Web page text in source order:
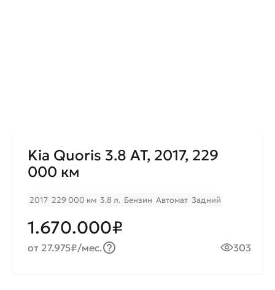
Kia Quoris 3.8 AT, 2017, 229
000 км
2017 229 000 км 3.8 л. Бензин Автомат Задний
1.670.000₽
от 27.975₽/мес. 303